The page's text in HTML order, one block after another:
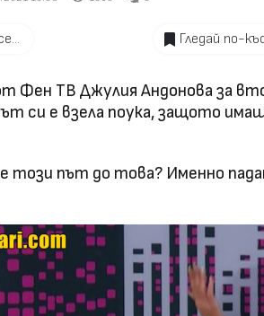
Гледай по-
Фен ТВ Джулия Андонова за
си е взела поука, защото
този път до това? Именно